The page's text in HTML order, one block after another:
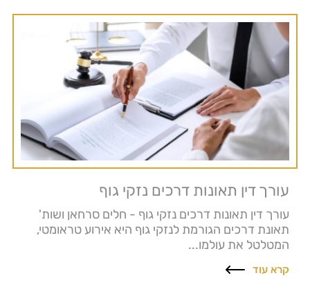
עורך דין תאונות דרכים נזקי גוף
עורך דין תאונות דרכים נזקי גוף - חלים סרחאן ושות'
תאונת דרכים הגורמת לנזקי גוף היא אירוע טראומטי,
המטלטל את עולמו...
קרא עוד